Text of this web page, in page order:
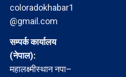
coloradokhabar1
@gmail.com
सम्पर्क कार्यालय
(नेपाल):
महालक्ष्मीस्थान नपा–